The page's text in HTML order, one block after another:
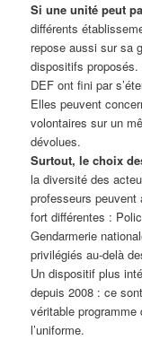
Si une unité peut
différents
repose aussi sur sa
dispositifs proposés.
DEF ont fini par
Elles peuvent
volontaires sur un
dévolues.
Surtout, le choix
la diversité des
professeurs
fort différentes :
Gendarmerie
privilégiés au-delà
Un dispositif plus
depuis 2008 : ce
véritable
l’uniforme.